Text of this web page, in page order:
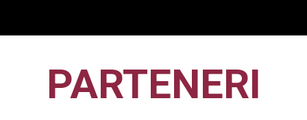
PARTENERI